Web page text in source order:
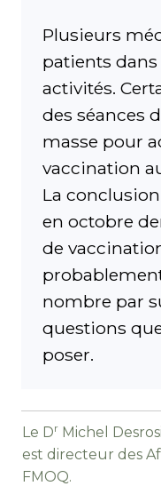
Plusieurs
patients
activités.
des séances
masse pour
vaccination
La
en octobre
de
nombre par
questions
poser.
Le Dr Michel
est directeur des
FMOQ.